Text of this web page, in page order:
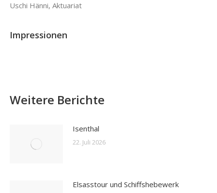
Uschi Hän­ni, Aktu­ar­i­at
Impressionen
Weitere Berichte
Isenthal
22. Juli 2026
Elsasstour und Schiffshebewerk